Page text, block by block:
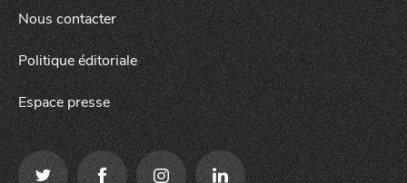
Nous contacter
Politique éditoriale
Espace presse